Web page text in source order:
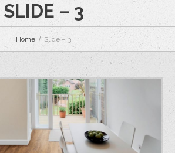
SLIDE – 3
Home Slide – 3